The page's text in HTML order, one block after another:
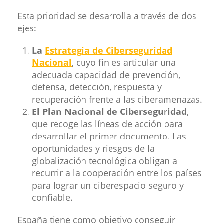
Esta prioridad se desarrolla a través de dos
ejes:
La Estrategia de Ciberseguridad
Nacional, cuyo fin es articular una
adecuada capacidad de prevención,
defensa, detección, respuesta y
recuperación frente a las ciberamenazas.
El Plan Nacional de Ciberseguridad,
que recoge las líneas de acción para
desarrollar el primer documento. Las
oportunidades y riesgos de la
globalización tecnológica obligan a
recurrir a la cooperación entre los países
para lograr un ciberespacio seguro y
confiable.
España tiene como objetivo conseguir